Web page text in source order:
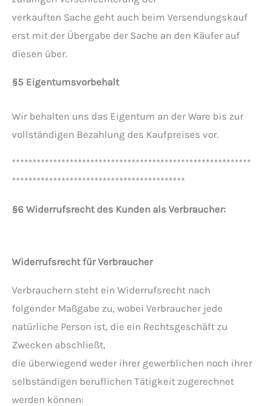
verkauften Sache geht auch beim Versendungskauf
erst mit der Übergabe der Sache an den Käufer auf
diesen über.
§5 Eigentumsvorbehalt
Wir behalten uns das Eigentum an der Ware bis zur
vollständigen Bezahlung des Kaufpreises vor.
**********************************************************
******************************************
§6 Widerrufsrecht des Kunden als Verbraucher:
Widerrufsrecht für Verbraucher
Verbrauchern steht ein Widerrufsrecht nach
folgender Maßgabe zu, wobei Verbraucher jede
natürliche Person ist, die ein Rechtsgeschäft zu
Zwecken abschließt,
die überwiegend weder ihrer gewerblichen noch ihrer
selbständigen beruflichen Tätigkeit zugerechnet
werden können: